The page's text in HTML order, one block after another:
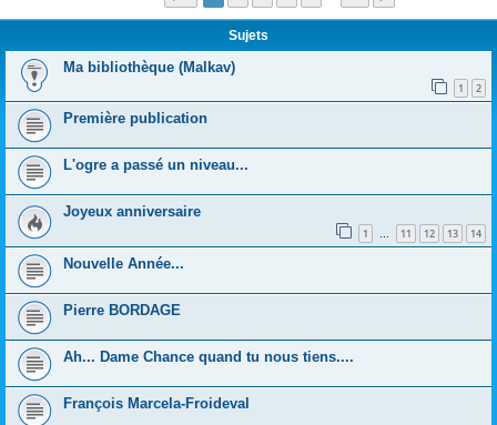
c
r
Sujets
Ma bibliothèque (Malkav)
1 2
Première publication
L'ogre a passé un niveau...
Joyeux anniversaire
1 … 11 12 13 14
Nouvelle Année...
Pierre BORDAGE
Ah... Dame Chance quand tu nous tiens....
François Marcela-Froideval